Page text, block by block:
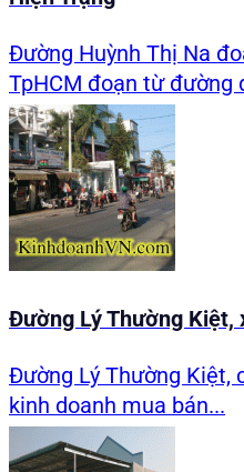
Đường Huỳnh Thị Na
TpHCM đoạn từ đường
Đường Lý Thường Kiệt,
Đường Lý Thường Kiệt,
kinh doanh mua bán...